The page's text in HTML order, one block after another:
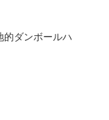
的ダンボールハ